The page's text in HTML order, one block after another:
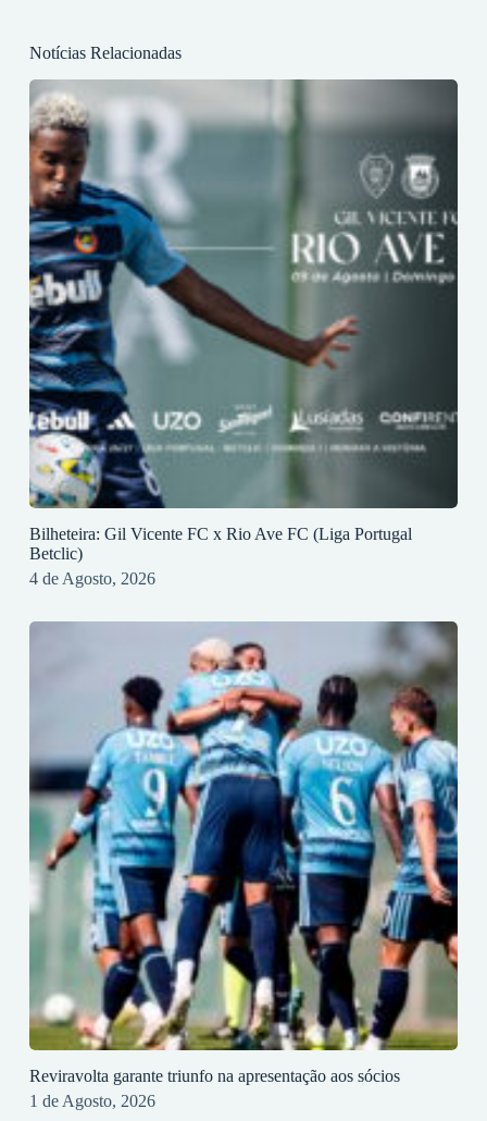
Notícias Relacionadas
Bilheteira: Gil Vicente FC x Rio Ave FC (Liga Portugal
Betclic)
4 de Agosto, 2026
Reviravolta garante triunfo na apresentação aos sócios
1 de Agosto, 2026